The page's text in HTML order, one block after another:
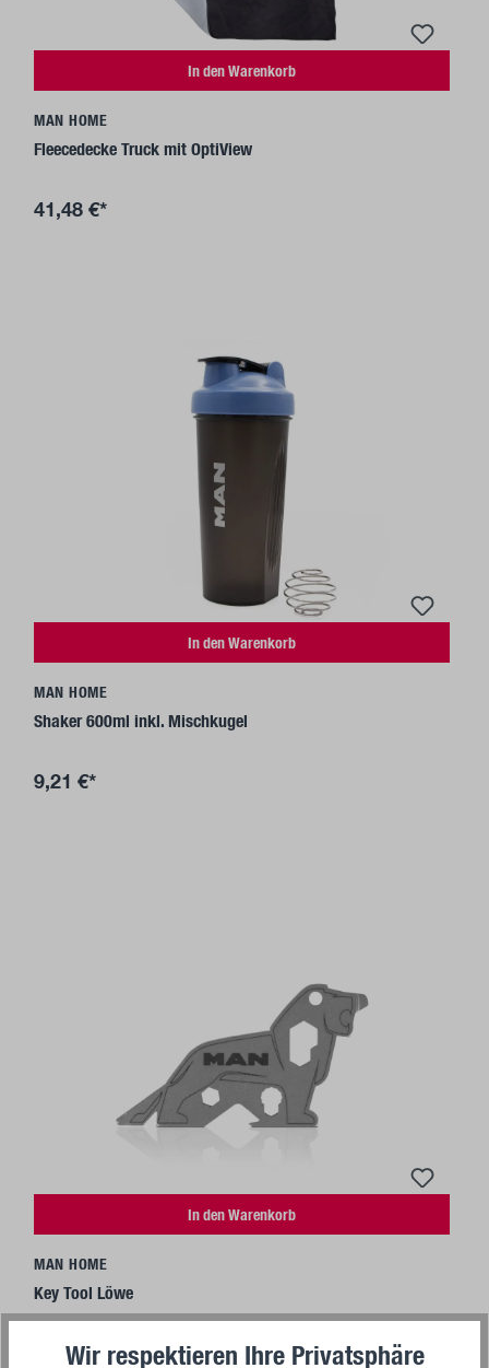
In den Warenkorb
MAN HOME
Fleecedecke Truck mit OptiView
41,48 €*
In den Warenkorb
MAN HOME
Shaker 600ml inkl. Mischkugel
9,21 €*
In den Warenkorb
MAN HOME
Key Tool Löwe
6,90 €*
Wir respektieren Ihre Privatsphäre